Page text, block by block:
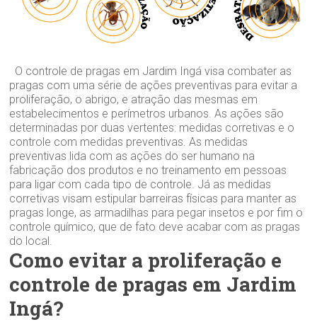
O controle de pragas em Jardim Ingá visa combater as
pragas com uma série de ações preventivas para evitar a
proliferação, o abrigo, e atração das mesmas em
estabelecimentos e perímetros urbanos. As ações são
determinadas por duas vertentes: medidas corretivas e o
controle com medidas preventivas. As medidas
preventivas lida com as ações do ser humano na
fabricação dos produtos e no treinamento em pessoas
para ligar com cada tipo de controle. Já as medidas
corretivas visam estipular barreiras físicas para manter as
pragas longe, as armadilhas para pegar insetos e por fim o
controle químico, que de fato deve acabar com as pragas
do local.
Como evitar a proliferação e
controle de pragas em Jardim
Ingá?